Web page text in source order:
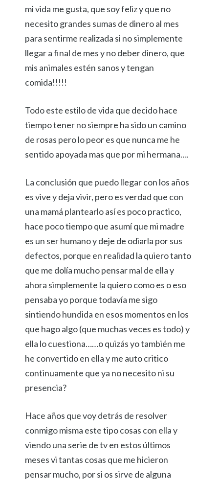
mi vida me gusta, que soy feliz y que no
necesito grandes sumas de dinero al mes
para sentirme realizada si no simplemente
llegar a final de mes y no deber dinero, que
mis animales estén sanos y tengan
comida!!!!!
Todo este estilo de vida que decido hace
tiempo tener no siempre ha sido un camino
de rosas pero lo peor es que nunca me he
sentido apoyada mas que por mi hermana….
La conclusión que puedo llegar con los años
es vive y deja vivir, pero es verdad que con
una mamá plantearlo así es poco practico,
hace poco tiempo que asumí que mi madre
es un ser humano y deje de odiarla por sus
defectos, porque en realidad la quiero tanto
que me dolía mucho pensar mal de ella y
ahora simplemente la quiero como es o eso
pensaba yo porque todavía me sigo
sintiendo hundida en esos momentos en los
que hago algo (que muchas veces es todo) y
ella lo cuestiona……o quizás yo también me
he convertido en ella y me auto critico
continuamente que ya no necesito ni su
presencia?
Hace años que voy detrás de resolver
conmigo misma este tipo cosas con ella y
viendo una serie de tv en estos últimos
meses vi tantas cosas que me hicieron
pensar mucho, por si os sirve de alguna